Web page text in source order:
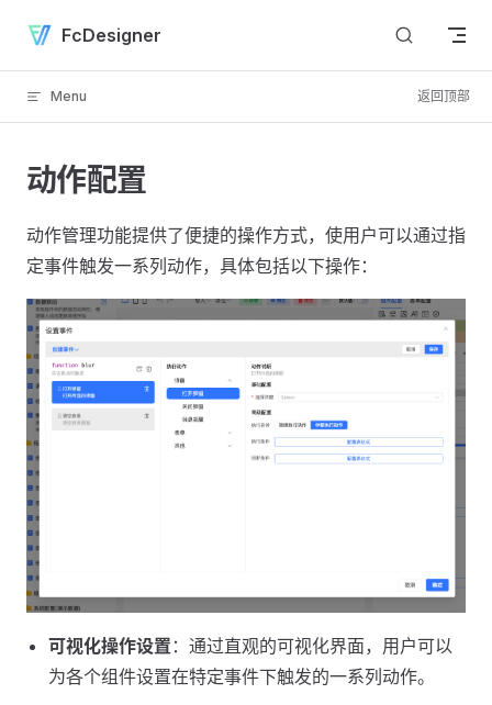
Skip to content
FcDesigner
Menu 返回顶部
动作配置
动作管理功能提供了便捷的操作方式，使用户可以通过指
定事件触发一系列动作，具体包括以下操作：
可视化操作设置 ：通过直观的可视化界面，用户可以
为各个组件设置在特定事件下触发的一系列动作。